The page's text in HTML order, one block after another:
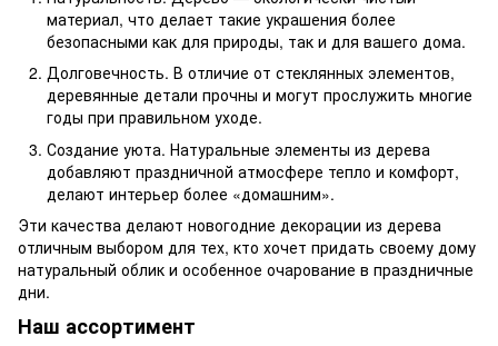
материал, что делает такие украшения более
безопасными как для природы, так и для вашего дома.
Долговечность. В отличие от стеклянных элементов,
деревянные детали прочны и могут прослужить многие
годы при правильном уходе.
Создание уюта. Натуральные элементы из дерева
добавляют праздничной атмосфере тепло и комфорт,
делают интерьер более «домашним».
Эти качества делают новогодние декорации из дерева
отличным выбором для тех, кто хочет придать своему дому
натуральный облик и особенное очарование в праздничные
дни.
Наш ассортимент